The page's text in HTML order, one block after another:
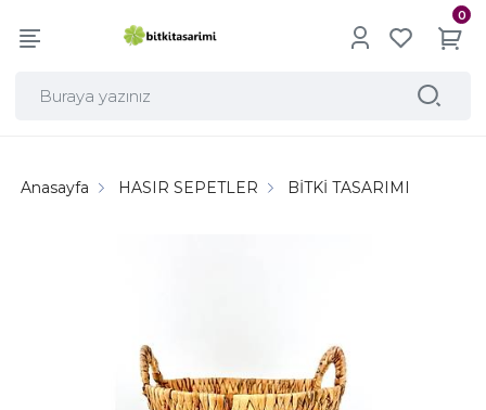
0
Anasayfa HASIR SEPETLER BİTKİ TASARIMI